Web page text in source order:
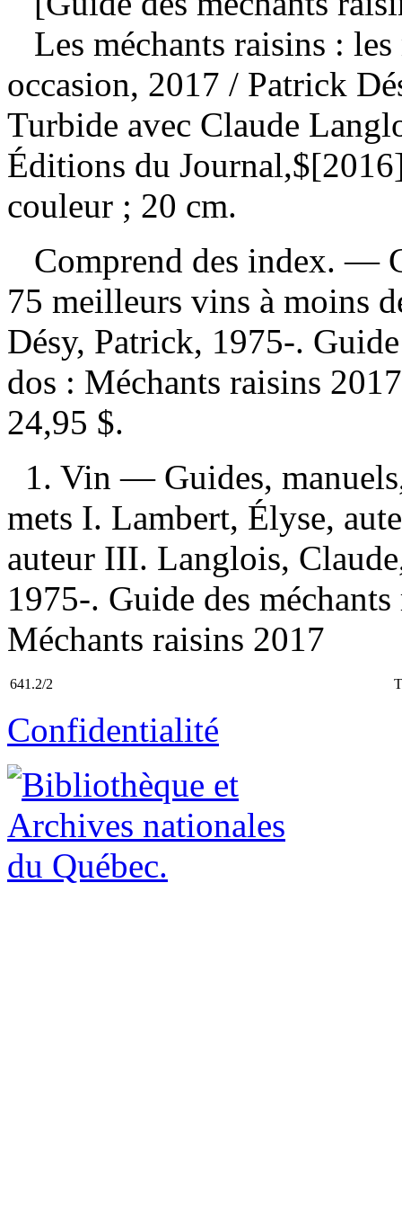
Les méchants raisins :
occasion, 2017 / Patrick
Turbide avec Claude
Éditions du
couleur ; 20 cm.
Comprend des index. —
75 meilleurs vins à moins
Désy, Patrick, 1975-.
dos : Méchants raisins
24,95 $.
1. Vin — Guides,
mets I. Lambert, Élyse,
auteur III. Langlois,
1975-. Guide des
Méchants raisins 2017
641.2/2
Confidentialité